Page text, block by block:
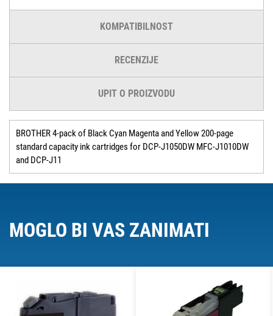
KOMPATIBILNOST
RECENZIJE
UPIT O PROIZVODU
BROTHER 4-pack of Black Cyan Magenta and Yellow 200-page
standard capacity ink cartridges for DCP-J1050DW MFC-J1010DW
and DCP-J11
MOGLO BI VAS ZANIMATI